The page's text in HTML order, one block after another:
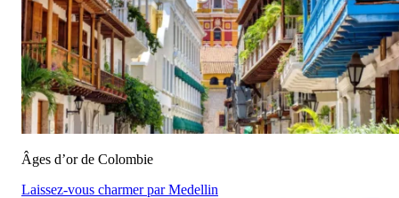
Âges d’or de Colombie
Laissez-vous charmer par Medellin